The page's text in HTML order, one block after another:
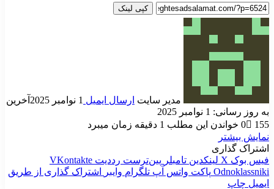
کپی لینک
مدیر سایت ارسال ایمیل 1 نوامبر 2025
آخرین
به روز رسانی: 1 نوامبر 2025
0
155
خواندن این مطلب 1 دقیقه زمان میبرد
نمایش بیشتر
اشتراک گذاری
فیس بوک X لینکدین ‫تامبلر ‫پین‌ترست ‫رددیت ‫VKontakte
‫Odnoklassniki پاکت واتس آپ تلگرام وایبر
اشتراک گذاری از طریق
ایمیل چاپ